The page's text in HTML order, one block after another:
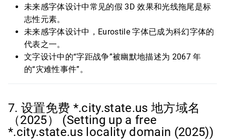
未来感字体设计中常见的假 3D 效果和光线拖尾是标
志性元素。
未来感字体设计中，Eurostile 字体已成为科幻字体的
代表之一。
文字设计中的“字距战争”被幽默地描述为 2067 年
的“灾难性事件”。
7. 设置免费 *.city.state.us 地方域名
（2025） (Setting up a free
*.city.state.us locality domain (2025))